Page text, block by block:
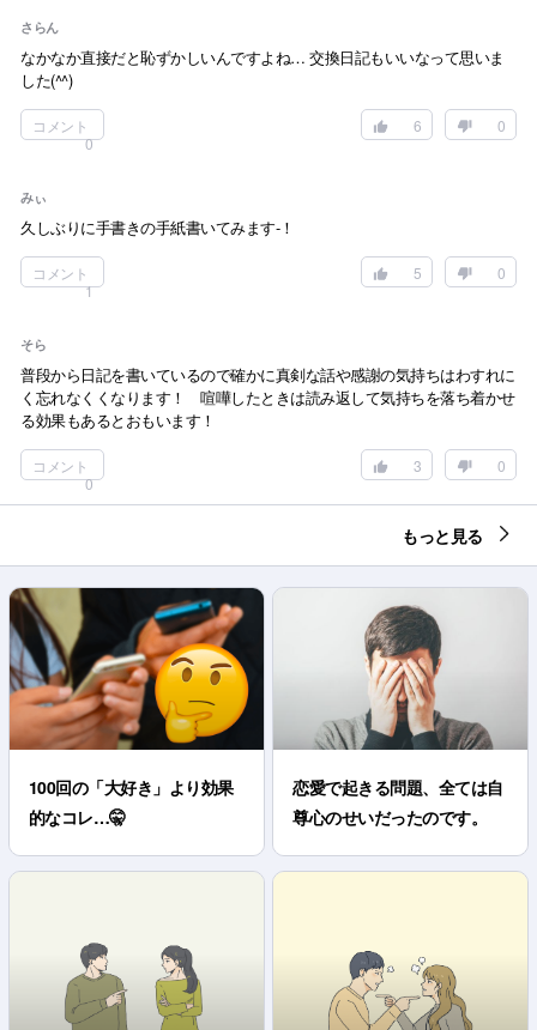
さらん
なかなか直接だと恥ずかしいんですよね… 交換日記もいいなって思いま
した(^^)
コメント
0
0
6
みぃ
久しぶりに手書きの手紙書いてみます-！
コメント
1
0
5
そら
普段から日記を書いているので確かに真剣な話や感謝の気持ちはわすれに
く忘れなくくなります！ 喧嘩したときは読み返して気持ちを落ち着かせ
る効果もあるとおもいます！
コメント
0
0
3
もっと見る
100回の「大好き」より効果
的なコレ…🤫
恋愛で起きる問題、全ては自
尊心のせいだったのです。